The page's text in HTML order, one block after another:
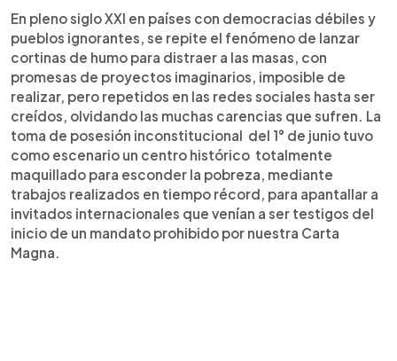
En pleno siglo XXI en países con democracias débiles y
pueblos ignorantes, se repite el fenómeno de lanzar
cortinas de humo para distraer a las masas, con
promesas de proyectos imaginarios, imposible de
realizar, pero repetidos en las redes sociales hasta ser
creídos, olvidando las muchas carencias que sufren. La
toma de posesión inconstitucional del 1° de junio tuvo
como escenario un centro histórico totalmente
maquillado para esconder la pobreza, mediante
trabajos realizados en tiempo récord, para apantallar a
invitados internacionales que venían a ser testigos del
inicio de un mandato prohibido por nuestra Carta
Magna.